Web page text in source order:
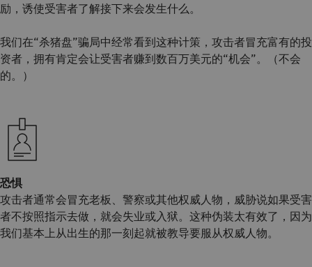
励，诱使受害者了解接下来会发生什么。
我们在“杀猪盘”骗局中经常看到这种计策，攻击者冒充富有的投
资者，拥有肯定会让受害者赚到数百万美元的“机会”。（不会
的。）
恐惧
攻击者通常会冒充老板、警察或其他权威人物，威胁说如果受害
者不按照指示去做，就会失业或入狱。这种伪装太有效了，因为
我们基本上从出生的那一刻起就被教导要服从权威人物。